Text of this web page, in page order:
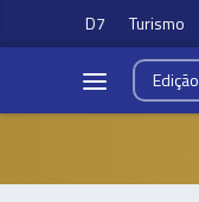
D7 Turismo
Edição